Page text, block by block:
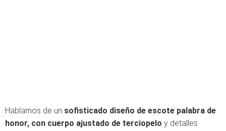
Hablamos de un sofisticado diseño de escote palabra de
honor, con cuerpo ajustado de terciopelo y detalles